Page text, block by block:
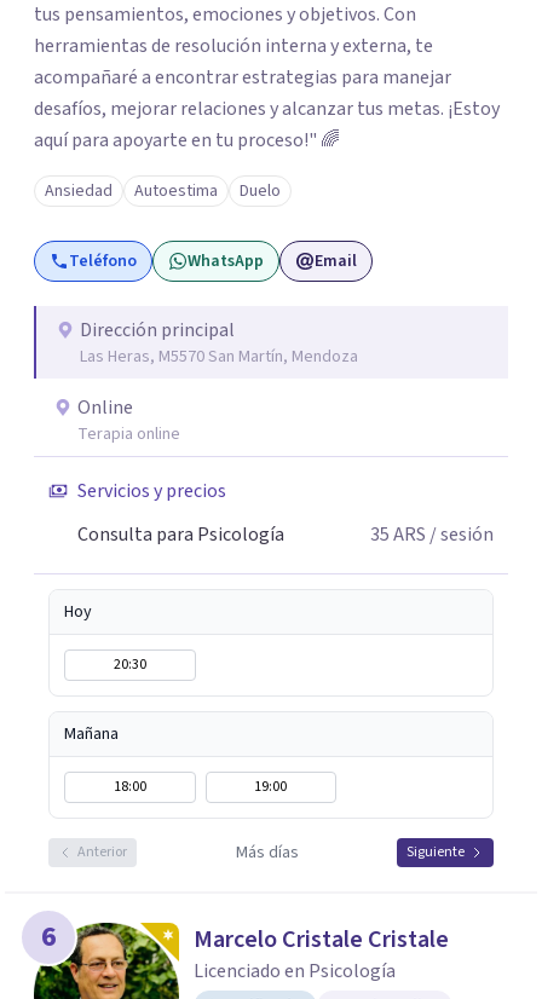
tus pensamientos, emociones y objetivos. Con
herramientas de resolución interna y externa, te
acompañaré a encontrar estrategias para manejar
desafíos, mejorar relaciones y alcanzar tus metas. ¡Estoy
aquí para apoyarte en tu proceso!" 🌈
Ansiedad Autoestima Duelo
Teléfono WhatsApp Email
Dirección principal
Las Heras, M5570 San Martín, Mendoza
Online
Terapia online
Servicios y precios
Consulta para Psicología
35ARS / sesión
Hoy
20:30
Mañana
18:00 19:00
Anterior Más días Siguiente
6 Marcelo Cristale Cristale
Licenciado en Psicología